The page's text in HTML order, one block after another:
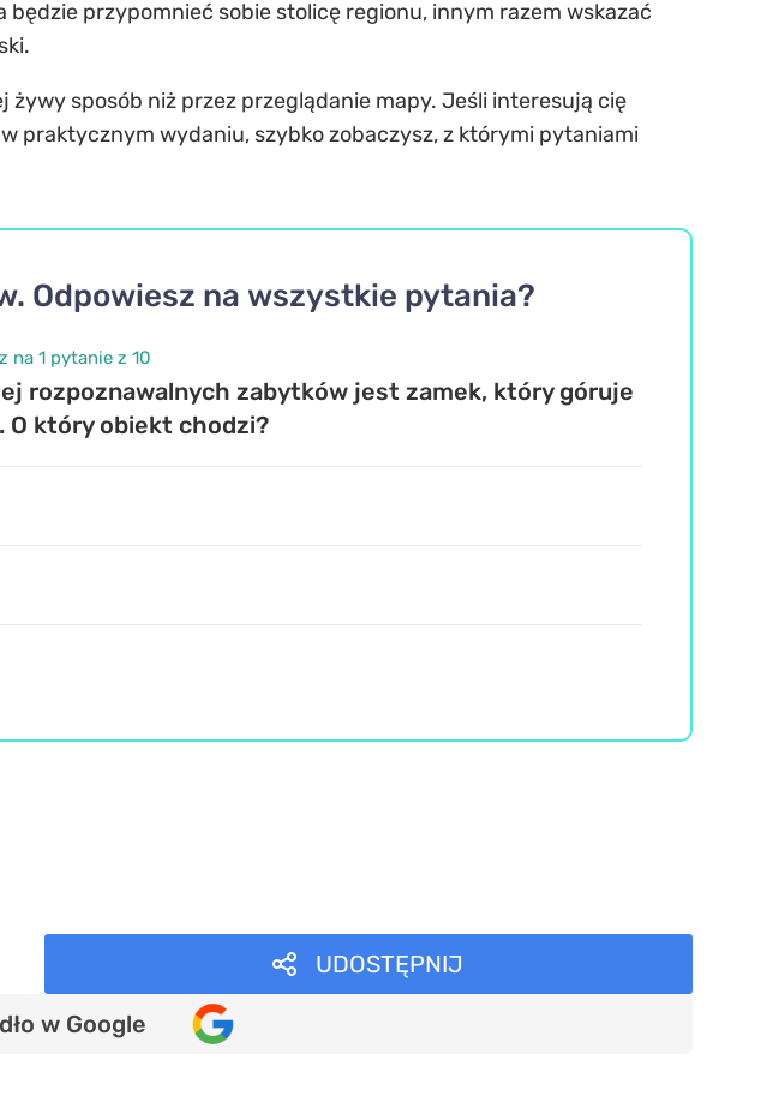
przypomnieć sobie stolicę regionu, innym razem wskazać
żywy sposób niż przez przeglądanie mapy. Jeśli interesują cię
praktycznym wydaniu, szybko zobaczysz, z którymi pytaniami
Odpowiesz na wszystkie pytania?
na 1 pytanie z 10
rozpoznawalnych zabytków jest zamek, który góruje
O który obiekt chodzi?
UDOSTĘPNIJ
w Google